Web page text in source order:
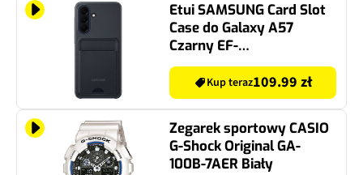
Etui SAMSUNG Card Slot
Case do Galaxy A57
Czarny EF-
OA576TBEGWW
Kup teraz109.99 zł
Zegarek sportowy CASIO
G-Shock Original GA-
100B-7AER Biały